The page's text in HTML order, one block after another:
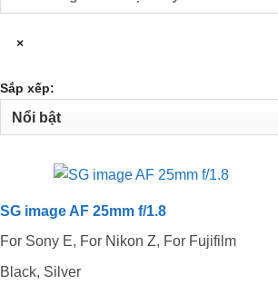
mục
×
Sắp xếp:
SG image AF 25mm f/1.8
For Sony E, For Nikon Z, For Fujifilm
Black, Silver